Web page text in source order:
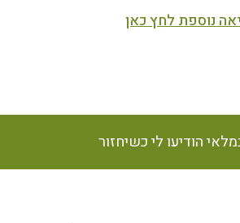
נוספת לחץ כאן
הודיעו לי כשיחזור